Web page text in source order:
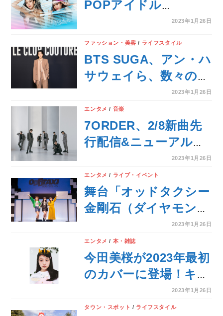
POPアイドル
PRETZELLEの新曲
「U R Mine」 が日本
配信開始！
2023年1月26日
ファッション・美容 / ライフスタイル
BTS SUGA、アン・ハ
サウェイら、数々のセ
レブリティが来場｜ヴ
ァレンティノ2023年
春夏オートクチュール
コレクション ショー
2023年1月26日
エンタメ / 音楽
7ORDER、2/8新曲先
行配信&ニューアルバ
ム『DUAL』の全貌が
解禁！
2023年1月26日
エンタメ / ライブ・イベント
舞台「オッドタクシー
金剛石（ダイヤモン
ド）は傷つかない」開
幕！
2023年1月26日
エンタメ / 本・雑誌
今田美桜が2023年最初
のカバーに登場！キュ
ートなまなざしで春の
ハッピーなムードが漂
2023年1月26日
タウン・スポット / ライフスタイル